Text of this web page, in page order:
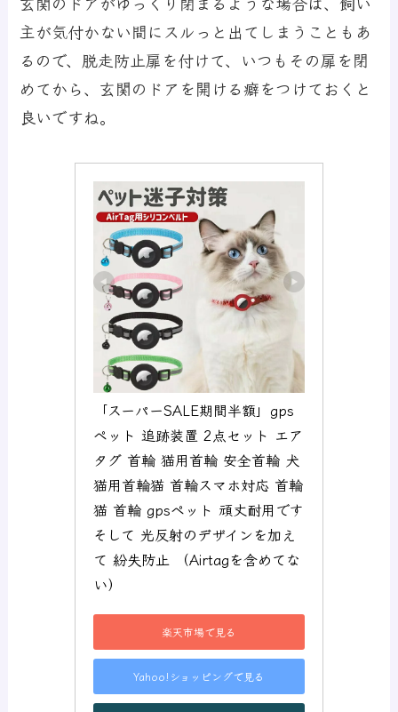
主が気付かない間にスルっと出てしまうこともあ
るので、脱走防止扉を付けて、いつもその扉を閉
めてから、玄関のドアを開ける癖をつけておくと
良いですね。
「スーパーSALE期間半額」gps
ペット 追跡装置 2点セット エア
タグ 首輪 猫用首輪 安全首輪 犬
猫用首輪猫 首輪スマホ対応 首輪
猫 首輪 gpsペット 頑丈耐用です
そして 光反射のデザインを加え
て 紛失防止 （Airtagを含めてな
い）
楽天市場で見る
Yahoo!ショッピングで見る